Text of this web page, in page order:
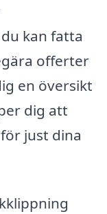
kan fatta
offerter
en översikt
dig att
just dina